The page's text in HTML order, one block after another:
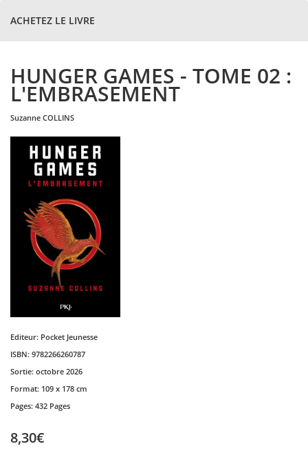
ACHETEZ LE LIVRE
HUNGER GAMES - TOME 02 :
L'EMBRASEMENT
suzanne COLLINS
Editeur: Pocket Jeunesse
ISBN: 9782266260787
Sortie: octobre 2026
Format: 109 x 178 cm
Pages: 432 Pages
8,30€